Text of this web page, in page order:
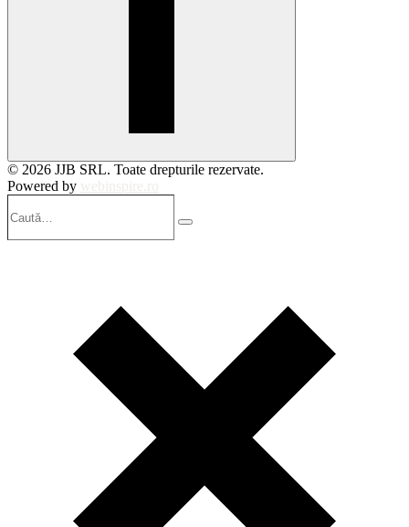
© 2026 JJB SRL. Toate drepturile rezervate.
Powered by
Search